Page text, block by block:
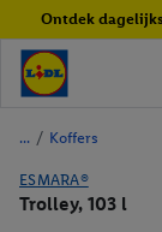
Ontdek
/ Koffers
ESMARA®
Trolley, 103 l